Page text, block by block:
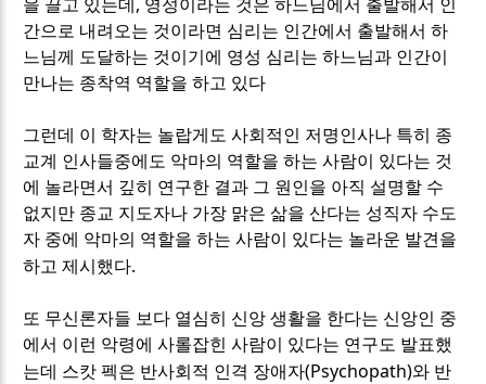
을 끌고 있는데
영성이라는 것은 하느님에서 출발해서 인
간으로 내려오는 것이라면 심리는 인간에서 출발해서 하
느님께 도달하는 것이기에 영성 심리는 하느님과 인간이
만나는 종착역 역할을 하고 있다
그런데 이 학자는 놀랍게도 사회적인 저명인사나 특히 종
교계 인사들중에도 악마의 역할을 하는 사람이 있다는 것
에 놀라면서 깊히 연구한 결과 그 원인을 아직 설명할 수
없지만 종교 지도자나 가장 맑은 삶을 산다는 성직자 수도
자 중에 악마의 역할을 하는 사람이 있다는 놀라운 발견을
하고 제시했다.
또 무신론자들 보다 열심히 신앙 생활을 한다는 신앙인 중
에서 이런 악령에 사롤잡힌 사람이 있다는 연구도 발표했
는데 스캇 펙은 반사회적 인격 장애자(Psychopath)와 반